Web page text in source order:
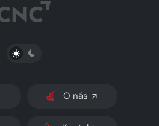
PŘEPNOUT SVĚTLÝ/TMAVÝ REŽIM
O nás